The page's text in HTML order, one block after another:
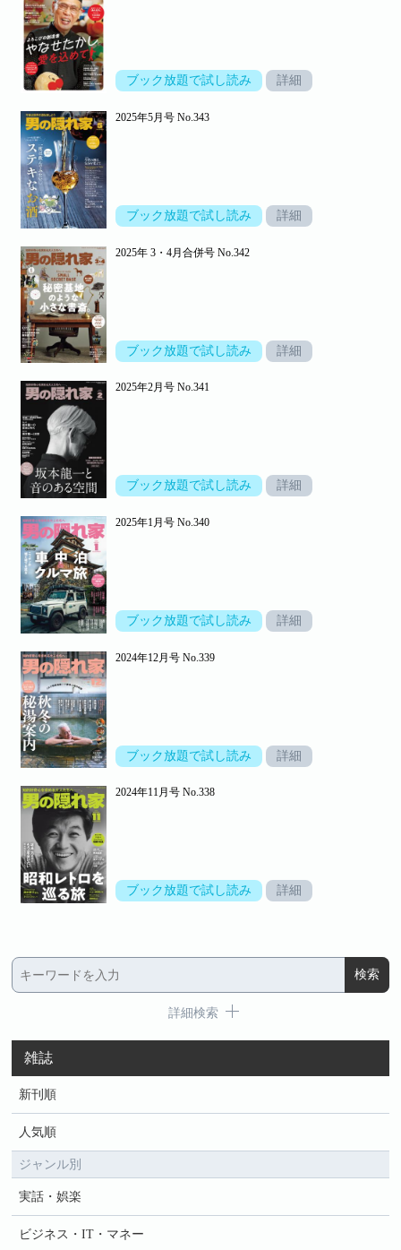
ブック放題で試し読み 詳細
2025年5月号 No.343
ブック放題で試し読み 詳細
2025年 3・4月合併号 No.342
ブック放題で試し読み 詳細
2025年2月号 No.341
ブック放題で試し読み 詳細
2025年1月号 No.340
ブック放題で試し読み 詳細
2024年12月号 No.339
ブック放題で試し読み 詳細
2024年11月号 No.338
ブック放題で試し読み 詳細
詳細検索
雑誌
新刊順
人気順
ジャンル別
実話・娯楽
ビジネス・IT・マネー